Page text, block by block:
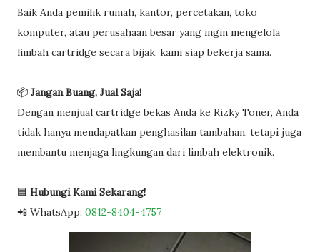
Baik Anda pemilik rumah, kantor, percetakan, toko
komputer, atau perusahaan besar yang ingin mengelola
limbah cartridge secara bijak, kami siap bekerja sama.
📦 Jangan Buang, Jual Saja!
Dengan menjual cartridge bekas Anda ke Rizky Toner, Anda
tidak hanya mendapatkan penghasilan tambahan, tetapi juga
membantu menjaga lingkungan dari limbah elektronik.
🟦 Hubungi Kami Sekarang!
📲 WhatsApp: 0812-8404-4757